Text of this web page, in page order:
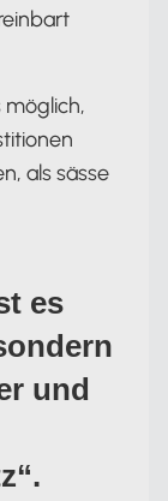
möglich,
als sässe
es
und